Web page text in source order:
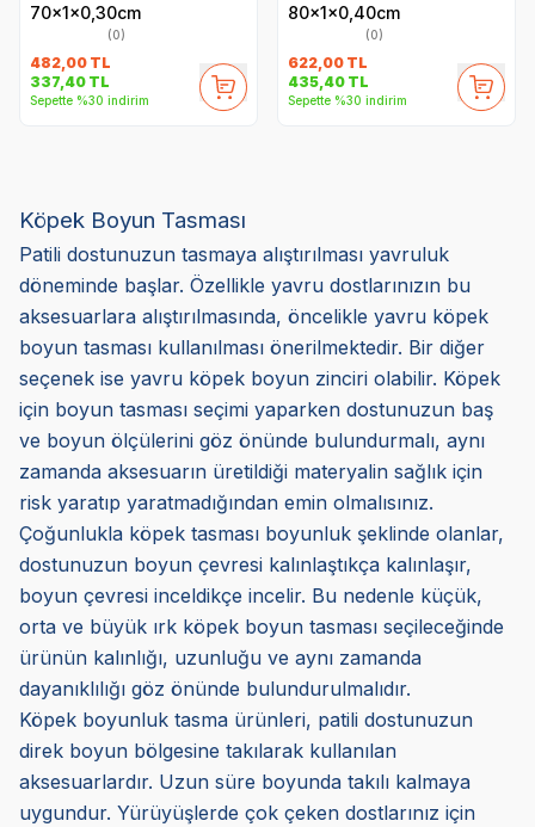
70x1x0,30cm
(0)
482,00 TL
337,40 TL
Sepette %30 indirim
80x1x0,40cm
(0)
622,00 TL
435,40 TL
Sepette %30 indirim
Köpek Boyun Tasması
Patili dostunuzun tasmaya alıştırılması yavruluk
döneminde başlar. Özellikle yavru dostlarınızın bu
aksesuarlara alıştırılmasında, öncelikle yavru köpek
boyun tasması kullanılması önerilmektedir. Bir diğer
seçenek ise yavru köpek boyun zinciri olabilir. Köpek
için boyun tasması seçimi yaparken dostunuzun baş
ve boyun ölçülerini göz önünde bulundurmalı, aynı
zamanda aksesuarın üretildiği materyalin sağlık için
risk yaratıp yaratmadığından emin olmalısınız.
Çoğunlukla köpek tasması boyunluk şeklinde olanlar,
dostunuzun boyun çevresi kalınlaştıkça kalınlaşır,
boyun çevresi inceldikçe incelir. Bu nedenle küçük,
orta ve büyük ırk köpek boyun tasması seçileceğinde
ürünün kalınlığı, uzunluğu ve aynı zamanda
dayanıklılığı göz önünde bulundurulmalıdır.
Köpek boyunluk tasma ürünleri, patili dostunuzun
direk boyun bölgesine takılarak kullanılan
aksesuarlardır. Uzun süre boyunda takılı kalmaya
uygundur. Yürüyüşlerde çok çeken dostlarınız için